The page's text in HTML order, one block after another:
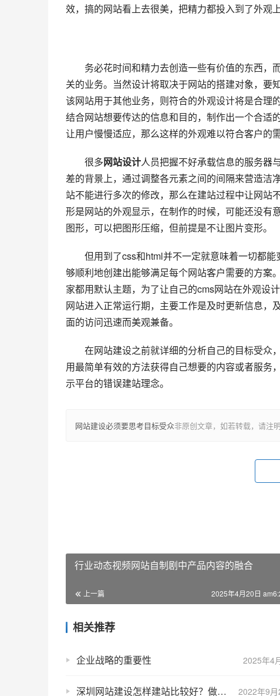
效，搞的网站看上去很美，把精力都投入到了外观
务必花时间和精力去创造一些有价值的东西，
关的业务。当然设计将取决于网站的搭建对象，要
该网站用于其他业务，则符合的外观设计将是合理
结合网站想要传达的信息和目的，制作出一个合适
让用户慢慢适应，那么这样的外观难以符合客户的需
很多网站设计人员把握不好承载信息的服务器
差的背景上，通过调整各元素之间的间隔来营造洁
站不能进行多次的修改，那么在建站过程中让网站
形是网站的外观显示，在制作的时候，可能还没有
图形，可以把图形压缩，但前提是不让图片变形。
但用到了css和html并不一定就意味着一切都能
够顺利地创建出能够满足每个网站客户需要的方案
家都用默认主题，为了让自己的cms网站在外观设
网站进入正常运行期，主要工作是及时更新信息，
面的访问迅速而美观兼备。
在网站建设之前就详细的分析自己的目标受众
用最简单有效的方法获得自己想要的内容或者服务
示平台的错误建站理念。
网站建设必须要思考目标受众非原创文章，如若转载，请注明
行业动态视频网站自制剧中产品内容的融合
上一篇 2025年4月20日
相关推荐
2025年4
企业战略的重要性
2022年9月
深圳网站建设怎样建站比较好？做好这三点就可以了